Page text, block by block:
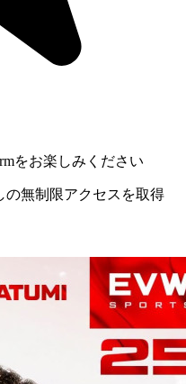
をお楽しみください
の無制限アクセスを取得